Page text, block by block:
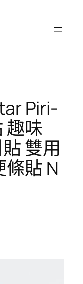
Piri-
趣味
雙用
貼 N